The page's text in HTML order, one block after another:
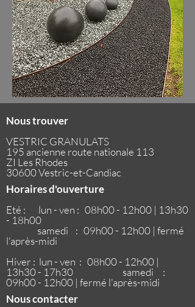
Nous trouver
VESTRIC GRANULATS
195 ancienne route nationale 113
ZI Les Rhodes
30600 Vestric-et-Candiac
Horaires d'ouverture
Eté : lun - ven : 08h00 - 12h00 | 13h30
- 18h00
samedi : 09h00 - 12h00 | fermé
l'après-midi
Hiver : lun - ven : 08h00 - 12h00 |
13h30 - 17h30 samedi :
09h00 - 12h00 | fermé l'après-midi
Nous contacter